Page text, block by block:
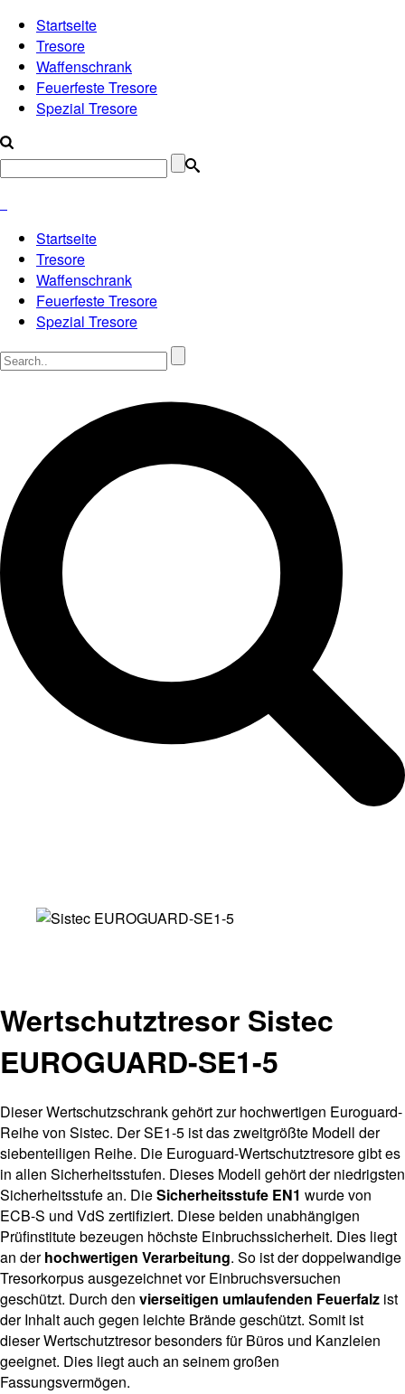
Startseite
Tresore
Waffenschrank
Feuerfeste Tresore
Spezial Tresore
Startseite
Tresore
Waffenschrank
Feuerfeste Tresore
Spezial Tresore
Wertschutztresor Sistec
EUROGUARD-SE1-5
Dieser Wertschutzschrank gehört zur hochwertigen Euroguard-
Reihe von Sistec. Der SE1-5 ist das zweitgrößte Modell der
siebenteiligen Reihe. Die Euroguard-Wertschutztresore gibt es
in allen Sicherheitsstufen. Dieses Modell gehört der niedrigsten
Sicherheitsstufe an. DieSicherheitsstufe EN1 wurde von
ECB-S und VdS zertifiziert. Diese beiden unabhängigen
Prüfinstitute bezeugen höchste Einbruchssicherheit. Dies liegt
an derhochwertigen Verarbeitung. So ist der doppelwandige
Tresorkorpus ausgezeichnet vor Einbruchsversuchen
geschützt. Durch den vierseitigen umlaufenden Feuerfalz ist
der Inhalt auch gegen leichte Brände geschützt. Somit ist
dieser Wertschutztresor besonders für Büros und Kanzleien
geeignet. Dies liegt auch an seinem großen
Fassungsvermögen.